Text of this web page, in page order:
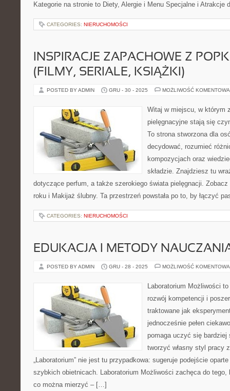
Kategorie na stronie to Diety, Alergie i Menu Specjalne i Atrakcje
CATEGORIES: NIERUCHOMOŚCI
INSPIRACJE ZAPACHOWE Z
(FILMY, SERIALE, KSIĄŻKI)
POSTED BY ADMIN GRU - 30 - 2025 MOŻLIWOŚĆ
Witaj w miejscu, w którym
pielęgnacyjne stają się
To strona stworzona dla
decydować, rozumieć
kompozycjach oraz
składzie. Znajdziesz tu
dotyczące perfum, a także szerokiego świata pielęgnacji.
roku i Makijaż ślubny. Ta przestrzeń powstała po to, by łączyć
CATEGORIES: NIERUCHOMOŚCI
EDUKACJA I METODY
POSTED BY ADMIN GRU - 28 - 2025 MOŻLIWOŚĆ
Laboratorium Możliwości
rozwój kompetencji i
traktowane jak
jednocześnie pełen
pomaga uczyć się bardziej
tworzyć własny styl pracy
„Laboratorium” nie jest tu przypadkowa: sugeruje podejście
szybkich obietnicach. Laboratorium Możliwości zachęca do
co można mierzyć – […]